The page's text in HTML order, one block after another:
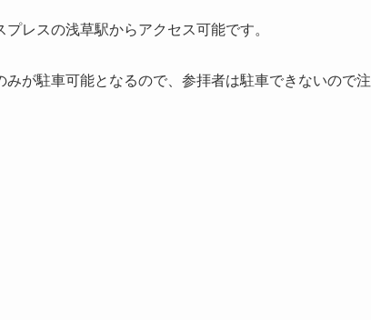
レスの浅草駅からアクセス可能です。
が駐車可能となるので、参拝者は駐車できないので注